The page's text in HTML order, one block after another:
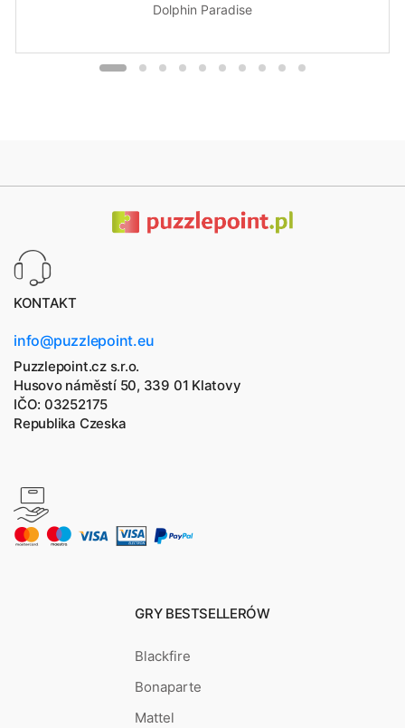
Dolphin Paradise
KONTAKT
info@puzzlepoint.eu
Puzzlepoint.cz s.r.o.
Husovo náměstí 50, 339 01 Klatovy
IČO: 03252175
Republika Czeska
GRY BESTSELLERÓW
Blackfire
Bonaparte
Mattel